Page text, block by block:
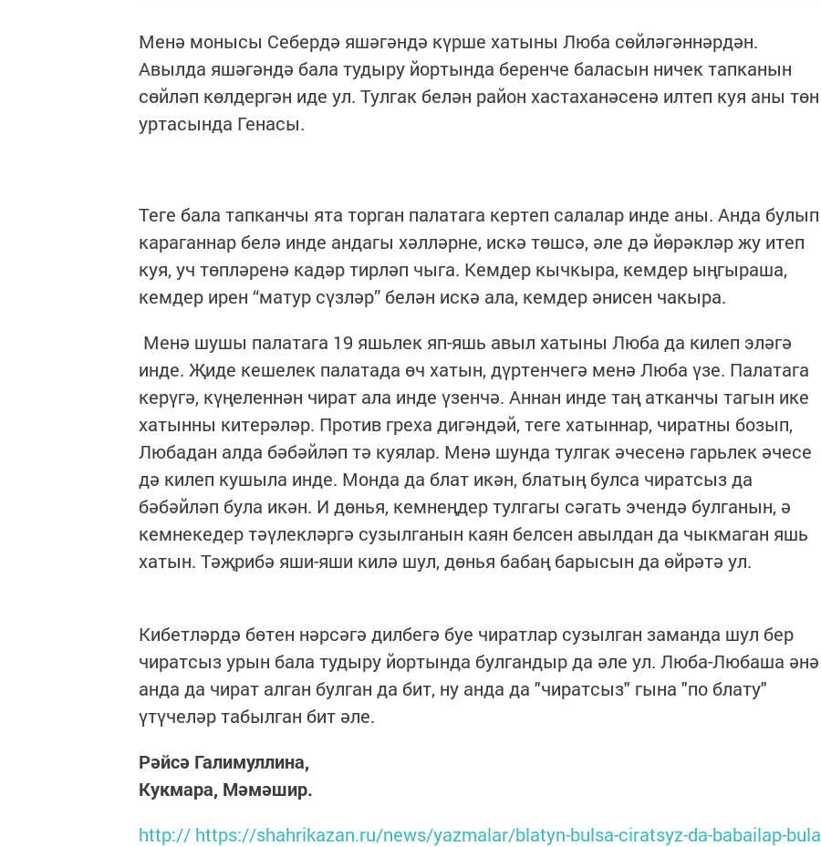
Менә монысы Себердә яшәгәндә күрше хатыны Люба сөйләгәннәрдән.
Авылда яшәгәндә бала тудыру йортында беренче баласын ничек тапканын
сөйләп көлдергән иде ул. Тулгак белән район хастаханәсенә илтеп куя аны төн
уртасында Генасы.
Теге бала тапканчы ята торган палатага кертеп салалар инде аны. Анда булып
караганнар белә инде андагы хәлләрне, искә төшсә, әле дә йөрәкләр жу итеп
куя, уч төпләренә кадәр тирләп чыга. Кемдер кычкыра, кемдер ыңгыраша,
кемдер ирен “матур сүзләр” белән искә ала, кемдер әнисен чакыра.
Менә шушы палатага 19 яшьлек яп-яшь авыл хатыны Люба да килеп эләгә
инде. Җиде кешелек палатада өч хатын, дүртенчегә менә Люба үзе. Палатага
керүгә, күңеленнән чират ала инде үзенчә. Аннан инде таң атканчы тагын ике
хатынны китерәләр. Против греха дигәндәй, теге хатыннар, чиратны бозып,
Любадан алда бәбәйләп тә куялар. Менә шунда тулгак әчесенә гарьлек әчесе
дә килеп кушыла инде. Монда да блат икән, блатың булса чиратсыз да
бәбәйләп була икән. И дөнья, кемнеңдер тулгагы сәгать эчендә булганын, ә
кемнекедер тәүлекләргә сузылганын каян белсен авылдан да чыкмаган яшь
хатын. Тәҗрибә яши-яши килә шул, дөнья бабаң барысын да өйрәтә ул.
Кибетләрдә бөтен нәрсәгә дилбегә буе чиратлар сузылган заманда шул бер
чиратсыз урын бала тудыру йортында булгандыр да әле ул. Люба-Любаша әнә
анда да чират алган булган да бит, ну анда да "чиратсыз" гына "по блату"
үтүчеләр табылган бит әле.
Рәйсә Галимуллина,
Кукмара, Мәмәшир.
http:// https://shahrikazan.ru/news/yazmalar/blatyn-bulsa-ciratsyz-da-babailap-bula